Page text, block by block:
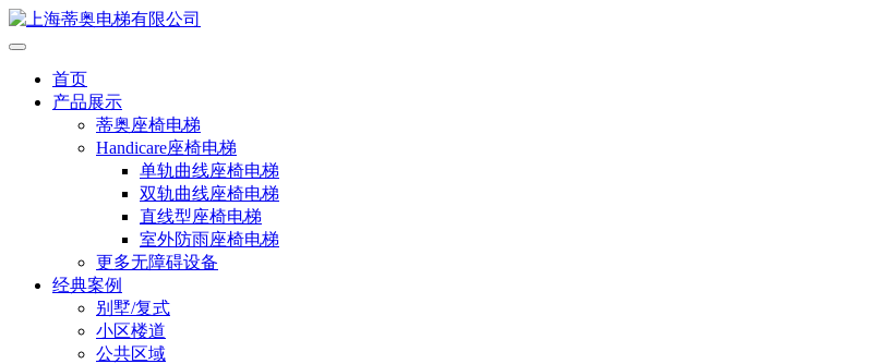
首页
产品展示
蒂奥座椅电梯
Handicare座椅电梯
单轨曲线座椅电梯
双轨曲线座椅电梯
直线型座椅电梯
室外防雨座椅电梯
更多无障碍设备
经典案例
别墅/复式
小区楼道
公共区域